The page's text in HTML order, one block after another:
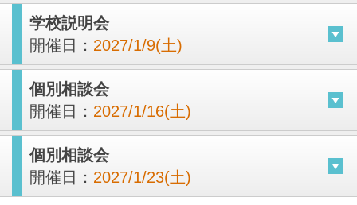
学校説明会
開催日： 2027/1/9(土)
個別相談会
開催日： 2027/1/16(土)
個別相談会
開催日： 2027/1/23(土)